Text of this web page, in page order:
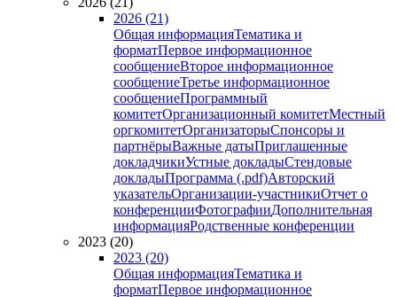
2026 (21)
Общая информацияТематика и
форматПервое информационное
сообщениеВторое информационное
сообщениеТретье информационное
сообщениеПрограммный
комитетОрганизационный комитетМестный
оргкомитетОрганизаторыСпонсоры и
партнёрыВажные датыПриглашенные
докладчикиУстные докладыСтендовые
докладыПрограмма (.pdf)Авторский
указательОрганизации-участникиОтчет о
конференцииФотографииДополнительная
информацияРодственные конференции
2023 (20)
2023 (20)
Общая информацияТематика и
форматПервое информационное